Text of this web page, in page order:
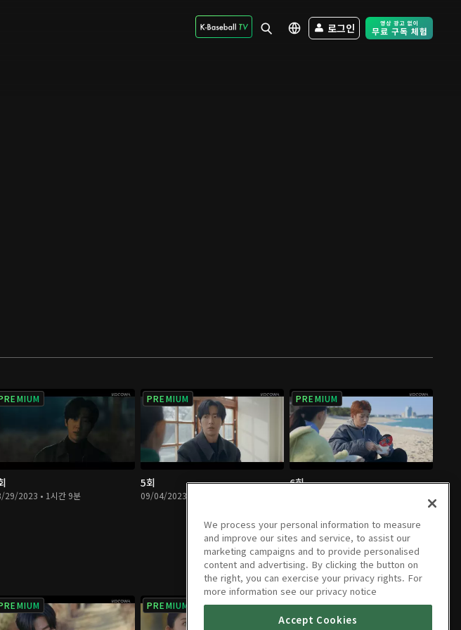
로그인 Free Trial -
29/2023 • 1시간 9분
PREMIUM
5회
09/04/2023 • 1시간 4분
PREMIUM
6회
PREMIUM PREMIUM
We process your personal information to measure
and improve our sites and service, to assist our
marketing campaigns and to provide personalised
content and advertising. By clicking the button on
the right, you can exercise your privacy rights. For
more information see our privacy notice
Accept Cookies